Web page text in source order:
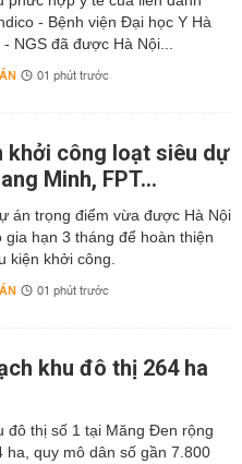
- Bệnh viện Đại học Y Hà
- NGS đã được Hà Nội...
01 phút trước
khởi công loạt siêu dự
Minh, FPT...
án trọng điểm vừa được Hà Nội
gia hạn 3 tháng để hoàn thiện
kiện khởi công.
01 phút trước
khu đô thị 264 ha
đô thị số 1 tại Măng Đen rộng
ha, quy mô dân số gần 7.800